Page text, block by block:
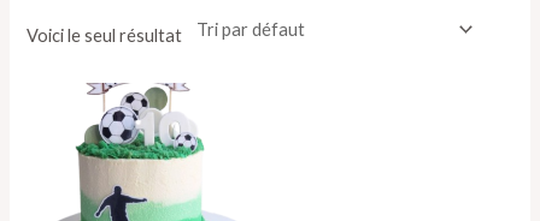
Voici le seul résultat